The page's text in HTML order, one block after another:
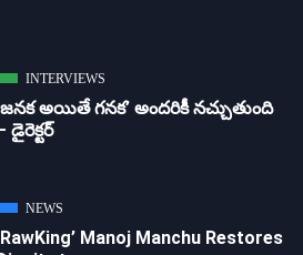
INTERVIEWS
అయితే గ‌న‌క‌’ అందరికీ నచ్చుతుంది
డైరెక్ట‌ర్
NEWS
Manoj Manchu Restores